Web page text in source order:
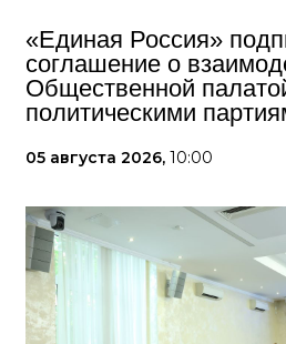
«Единая Россия»
соглашение о
Общественной
политическими
05 августа 2026, 10:00